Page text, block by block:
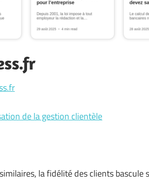
de la gestion clientèle
la fidélité des clients